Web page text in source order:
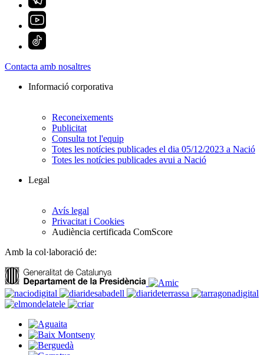
Contacta amb nosaltres
Informació corporativa
Reconeixements
Publicitat
Consulta tot l'equip
Totes les notícies publicades el dia 05/12/2023 a Nació
Totes les notícies publicades avui a Nació
Legal
Avís legal
Privacitat i Cookies
Audiència certificada ComScore
Amb la col·laboració de: